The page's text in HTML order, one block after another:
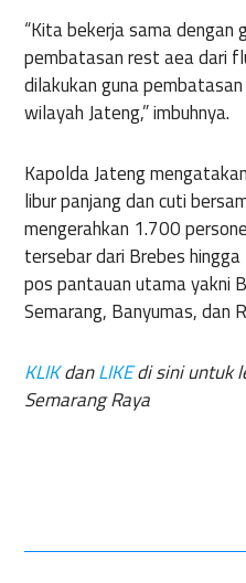
“Kita bekerja sama
pembatasan rest aea dari
dilakukan guna
wilayah Jateng,” imbuhnya.
Kapolda Jateng
libur panjang dan cuti
mengerahkan 1.700
tersebar dari Brebes
pos pantauan utama yakni
Semarang, Banyumas, dan
KLIKdanLIKEdi sini untuk
Semarang Raya